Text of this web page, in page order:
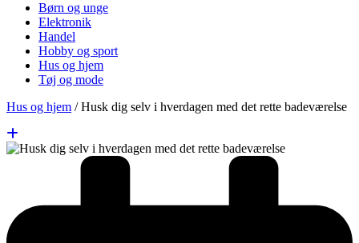
Børn og unge
Elektronik
Handel
Hobby og sport
Hus og hjem
Tøj og mode
Hus og hjem /Husk dig selv i hverdagen med det rette badeværelse